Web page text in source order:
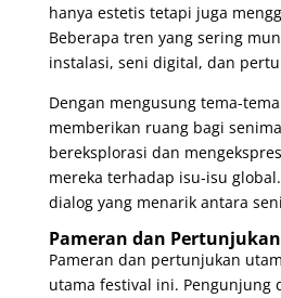
hanya estetis tetapi juga
Beberapa tren yang sering
instalasi, seni digital, dan
Dengan mengusung tema-
memberikan ruang bagi
bereksplorasi dan
mereka terhadap isu-isu
dialog yang menarik antara
Pameran dan
Pameran dan pertunjukan
utama festival ini. Pengunjung